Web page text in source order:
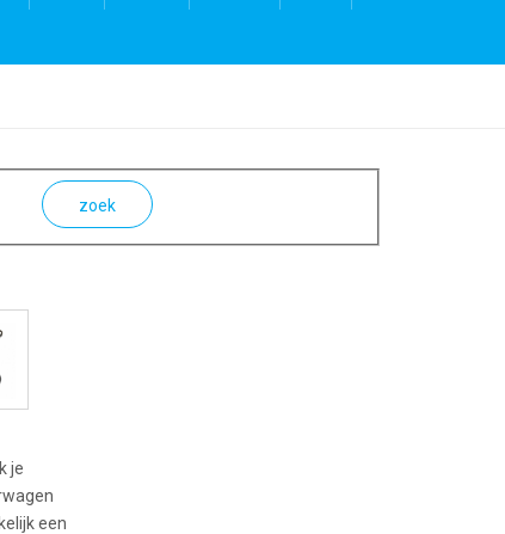
zoek
je
een